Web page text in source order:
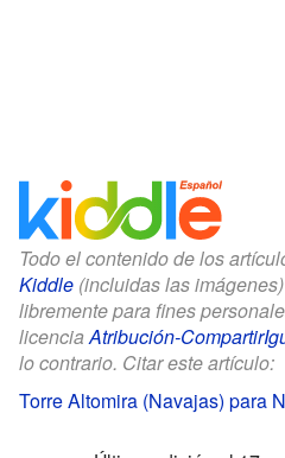
Todo el contenido de los
Kiddle (incluidas las
libremente para fines
licenciaAtribución-
lo contrario. Citar este artículo:
Torre Altomira (Navajas) para